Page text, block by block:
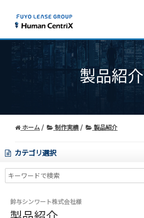
製品紹介
ホーム 制作実績 製品紹介
カテゴリ選択
鈴与シンワート株式会社様